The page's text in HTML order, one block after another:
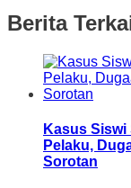
Berita
Kasus
Pelaku,
Sorotan